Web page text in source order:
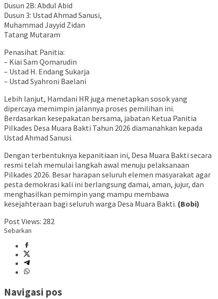
Dusun 2B: Abdul Abid
Dusun 3: Ustad Ahmad Sanusi,
Muhammad Jayyid Zidan
Tatang Mutaram
Penasihat Panitia:
– Kiai Sam Qomarudin
– Ustad H. Endang Sukarja
– Ustad Syahroni Baelani
Lebih lanjut, Hamdani HR juga menetapkan sosok yang
dipercaya memimpin jalannya proses pemilihan ini.
Berdasarkan kesepakatan bersama, jabatan Ketua Panitia
Pilkades Desa Muara Bakti Tahun 2026 diamanahkan kepada
Ustad Ahmad Sanusi.
Dengan terbentuknya kepanitiaan ini, Desa Muara Bakti secara
resmi telah memulai langkah awal menuju pelaksanaan
Pilkades 2026. Besar harapan seluruh elemen masyarakat agar
pesta demokrasi kali ini berlangsung damai, aman, jujur, dan
menghasilkan pemimpin yang mampu membawa
kesejahteraan bagi seluruh warga Desa Muara Bakti. (Bobi)
Post Views: 282
Sebarkan
Navigasi pos